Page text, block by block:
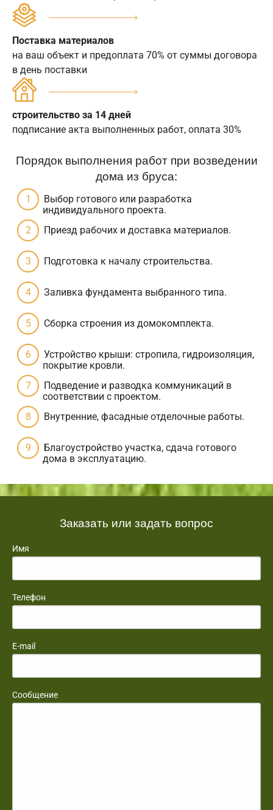
Поставка материалов
на ваш объект и предоплата 70% от суммы договора
в день поставки
строительство за 14 дней
подписание акта выполненных работ, оплата 30%
Порядок выполнения работ при возведении
дома из бруса:
Выбор готового или разработка
индивидуального проекта.
Приезд рабочих и доставка материалов.
Подготовка к началу строительства.
Заливка фундамента выбранного типа.
Сборка строения из домокомплекта.
Устройство крыши: стропила, гидроизоляция,
покрытие кровли.
Подведение и разводка коммуникаций в
соответствии с проектом.
Внутренние, фасадные отделочные работы.
Благоустройство участка, сдача готового
дома в эксплуатацию.
Заказать или задать вопрос
Имя
Телефон
E-mail
Сообщение